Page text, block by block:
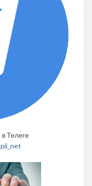
Телеге